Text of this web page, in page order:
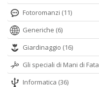
Fotoromanzi (11)
Generiche (6)
Giardinaggio (16)
Gli speciali di Mani di Fata
Informatica (36)